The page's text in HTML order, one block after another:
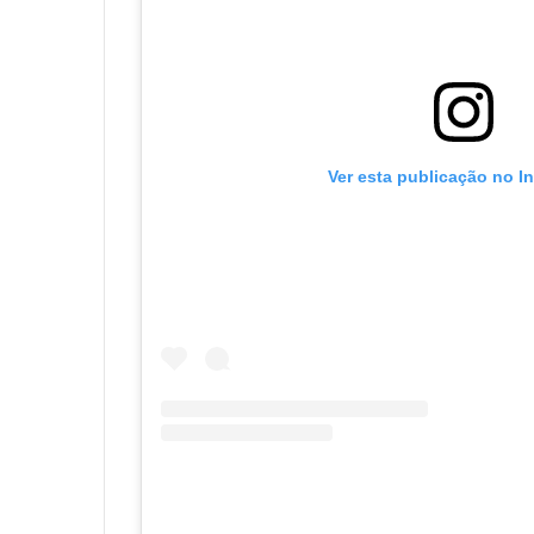
Ver esta publicação no